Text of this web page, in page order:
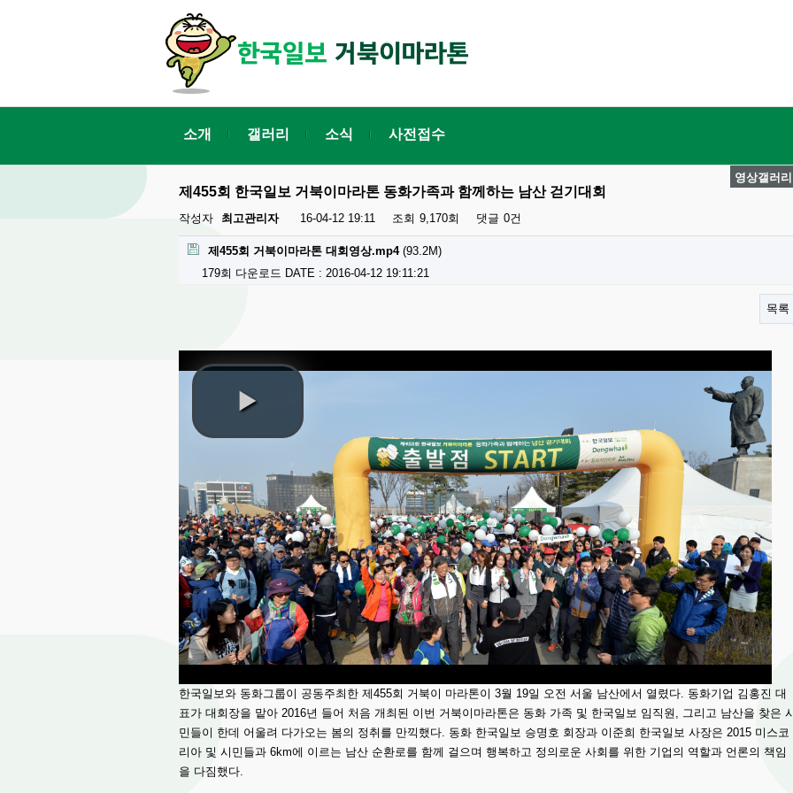
소개 갤러리 소식 사전접수
영상갤러리
제455회 한국일보 거북이마라톤 동화가족과 함께하는 남산 걷기대회
작성자 최고관리자 16-04-12 19:11 조회 9,170회 댓글 0건
제455회 거북이마라톤 대회영상.mp4(93.2M)
179회 다운로드 DATE : 2016-04-12 19:11:21
목록
한국일보와 동화그룹이 공동주최한 제455회 거북이 마라톤이 3월 19일 오전 서울 남산에서 열렸다. 동화기업 김홍진 대
표가 대회장을 맡아 2016년 들어 처음 개최된 이번 거북이마라톤은 동화 가족 및 한국일보 임직원, 그리고 남산을 찾은
민들이 한데 어울려 다가오는 봄의 정취를 만끽했다. 동화 한국일보 승명호 회장과 이준희 한국일보 사장은 2015 미스코
리아 및 시민들과 6km에 이르는 남산 순환로를 함께 걸으며 행복하고 정의로운 사회를 위한 기업의 역할과 언론의 책임
을 다짐했다.